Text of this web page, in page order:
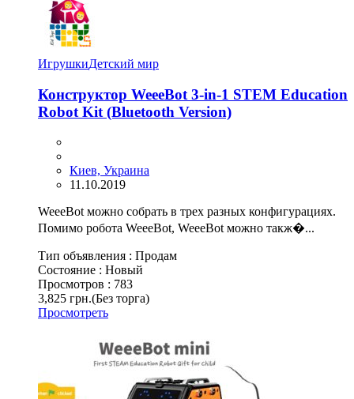
ИгрушкиДетский мир
Конструктор WeeeBot 3-in-1 STEM Education
Robot Kit (Bluetooth Version)
Киев, Украина
11.10.2019
WeeeBot можно собрать в трех разных конфигурациях.
Помимо робота WeeeBot, WeeeBot можно такж�...
Тип объявления : Продам
Состояние : Новый
Просмотров : 783
3,825 грн.(Без торга)
Просмотреть